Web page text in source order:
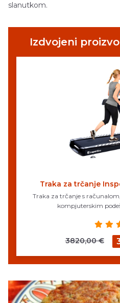
slanutkom.
Izdvojeni
Traka za trčanje
Traka za trčanje s
kompjuterskim
3820,00 €